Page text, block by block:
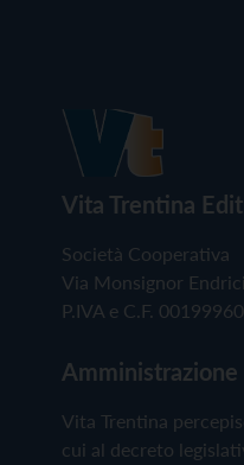
Vita Trentina
Società Cooperativa
Via Monsignor
P.IVA e C.F.
Vita Trentina
cui al decreto